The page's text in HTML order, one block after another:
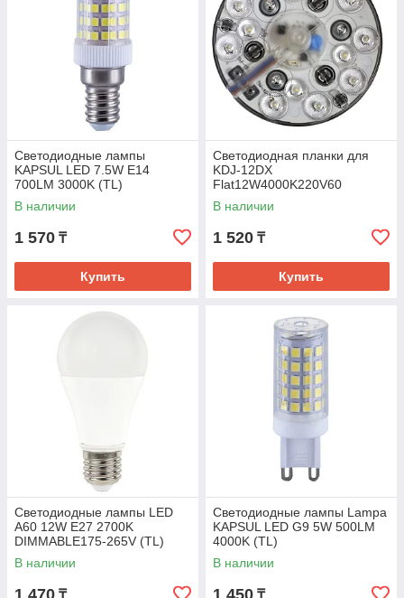
Светодиодные лампы
KAPSUL LED 7.5W E14
700LM 3000K (TL)
В наличии
1 570 ₸
Купить
Светодиодная планки для
KDJ-12DX
Flat12W4000K220V60
В наличии
1 520 ₸
Купить
Светодиодные лампы LED
A60 12W E27 2700K
DIMMABLE175-265V (TL)
В наличии
1 470 ₸
Светодиодные лампы Lampa
KAPSUL LED G9 5W 500LM
4000K (TL)
В наличии
1 450 ₸